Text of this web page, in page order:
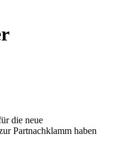
die neue
Partnachklamm haben